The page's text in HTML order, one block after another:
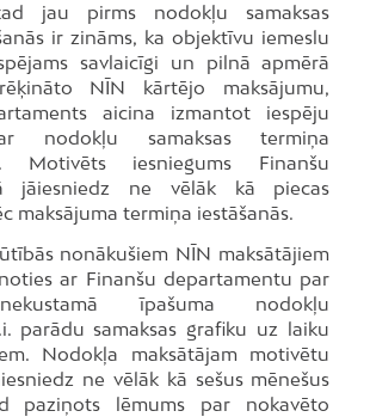
jau pirms nodokļu samaksas
ir zināms, ka objektīvu iemeslu
savlaicīgi un pilnā apmērā
NĪN kārtējo maksājumu,
aicina izmantot iespēju
nodokļu samaksas termiņa
Motivēts iesniegums Finanšu
jāiesniedz ne vēlāk kā piecas
maksājuma termiņa iestāšanās.
nonākušiem NĪN maksātājiem
ar Finanšu departamentu par
īpašuma nodokļu
parādu samaksas grafiku uz laiku
Nodokļa maksātājam motivētu
ne vēlāk kā sešus mēnešus
paziņots lēmums par nokavēto